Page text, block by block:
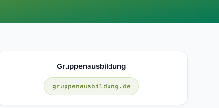
Gruppenausbildung
gruppenausbildung.de